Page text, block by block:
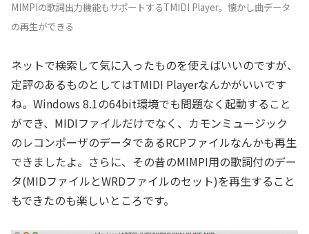
MIMPIの歌詞出力機能もサポートするTMIDI Player。懐かし曲データ
の再生ができる
ネットで検索して気に入ったものを使えばいいのですが、
定評のあるものとしてはTMIDI Playerなんかがいいです
ね。Windows 8.1の64bit環境でも問題なく起動すること
ができ、MIDIファイルだけでなく、カモンミュージック
のレコンポーザのデータであるRCPファイルなんかも再生
できましたよ。さらに、その昔のMIMPI用の歌詞付のデー
タ(MIDファイルとWRDファイルのセット)を再生すること
もできたのも楽しいところです。